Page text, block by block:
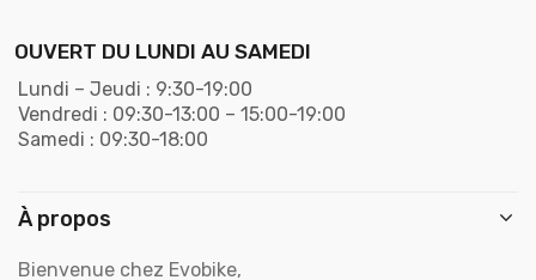
OUVERT DU LUNDI AU SAMEDI
Lundi – Jeudi : 9:30-19:00
Vendredi : 09:30-13:00 – 15:00-19:00
Samedi : 09:30-18:00
À propos
Bienvenue chez Evobike,